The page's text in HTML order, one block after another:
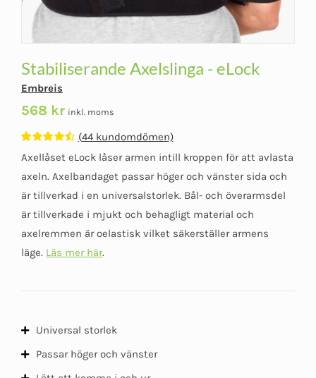
Stabiliserande Axelslinga - eLock
Embreis
568 kr inkl. moms
Betygsatt
4.52av 5
baserat på
44
(44kundomdömen)
Axellåset eLock låser armen intill kroppen för att avlasta
axeln. Axelbandaget passar höger och vänster sida och
är tillverkad i en universalstorlek. Bål- och överarmsdel
är tillverkade i mjukt och behagligt material och
axelremmen är oelastisk vilket säkerställer armens
läge. Läs mer här.
Universal storlek
Passar höger och vänster